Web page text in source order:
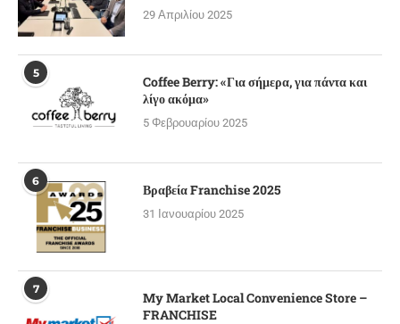
29 Απριλίου 2025
5
Coffee Berry: «Για σήμερα, για πάντα και
λίγο ακόμα»
5 Φεβρουαρίου 2025
6 Βραβεία Franchise 2025
31 Ιανουαρίου 2025
7
My Market Local Convenience Store –
FRANCHISE